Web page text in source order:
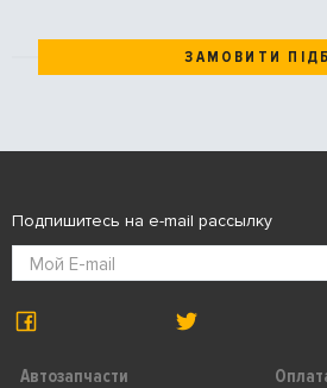
ЗАМОВИТИ
Автозапчасти
Подпишитесь на e-mail рассылку